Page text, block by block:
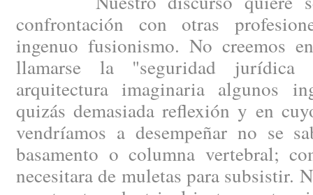
confrontación con otras
ingenuo fusionismo. No creemos
llamarse la "seguridad jurídica
arquitectura imaginaria algunos
quizás demasiada reflexión y en
vendríamos a desempeñar no se
basamento o columna vertebral;
necesitara de muletas para subsistir.